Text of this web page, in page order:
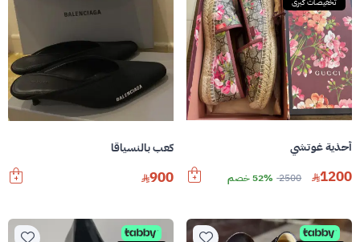
أحذية غوتشي
1200
2500 52% خصم
كعب بالنسياقا
900